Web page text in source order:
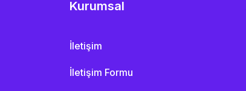
Kurumsal
İletişim
İletişim Formu